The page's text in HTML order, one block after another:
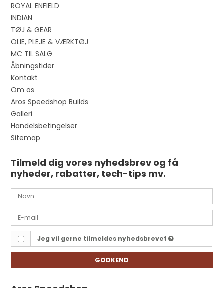
ROYAL ENFIELD
INDIAN
TØJ & GEAR
OLIE, PLEJE & VÆRKTØJ
MC TIL SALG
Åbningstider
Kontakt
Om os
Aros Speedshop Builds
Galleri
Handelsbetingelser
Sitemap
Tilmeld dig vores nyhedsbrev og få
nyheder, rabatter, tech-tips mv.
Jeg vil gerne tilmeldes nyhedsbrevet
GODKEND